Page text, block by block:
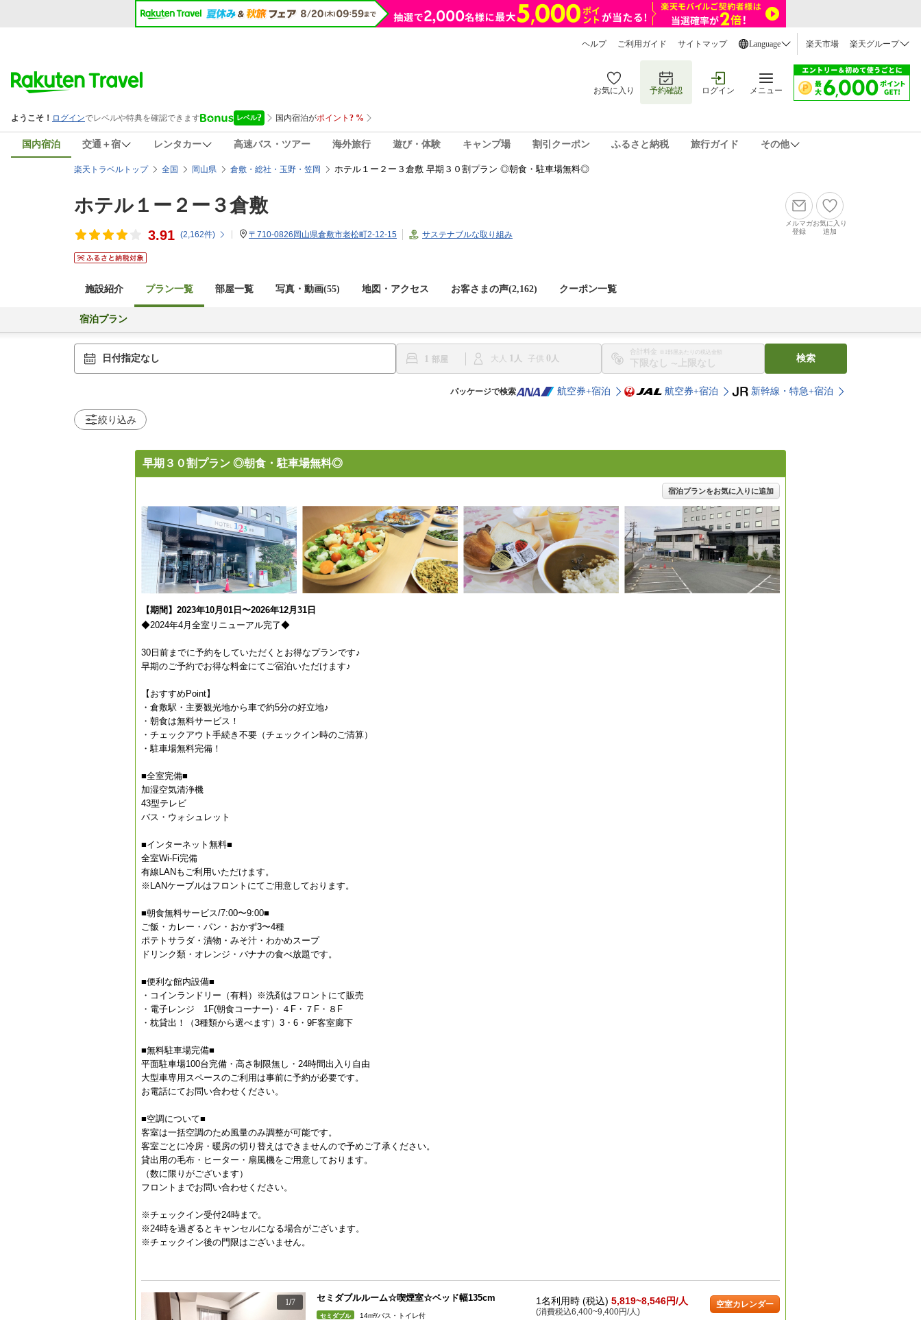
ヘルプ ご利用ガイド サイトマップ Language 楽天市場 楽天グループ
お気に入り 予約確認 ログイン メニュー
国内宿泊 交通＋宿 レンタカー 高速バス・ツアー 海外旅行 遊び・体験 キャンプ場 割引クーポン ふるさと納税 旅行ガイド その他
楽天トラベルトップ 全国 岡山県 倉敷・総社・玉野・笠岡 ホテル１ー２ー３倉敷 早期３０割プラン ◎朝食・駐車場無料◎
ホテル１ー２ー３倉敷
3.91 (2,162件) 〒710-0826岡山県倉敷市老松町2-12-15 サステナブルな取り組み
メルマガ
登録
お気に入り
追加
施設紹介 プラン一覧 部屋一覧 写真・動画(55) 地図・アクセス お客さまの声(2,162) クーポン一覧
宿泊プラン
日付指定なし 1 大人 1 子供 0
合計料金 ※1部屋あたりの税込金額
〜
検索
パッケージで検索 航空券+宿泊 航空券+宿泊 新幹線・特急+宿泊
絞り込み
早期３０割プラン ◎朝食・駐車場無料◎
宿泊プランをお気に入りに追加
【期間】2023年10月01日〜2026年12月31日
◆2024年4月全室リニューアル完了◆
30日前までに予約をしていただくとお得なプランです♪
早期のご予約でお得な料金にてご宿泊いただけます♪
【おすすめPoint】
・倉敷駅・主要観光地から車で約5分の好立地♪
・朝食は無料サービス！
・チェックアウト手続き不要（チェックイン時のご清算）
・駐車場無料完備！
■全室完備■
加湿空気清浄機
43型テレビ
バス・ウォシュレット
■インターネット無料■
全室Wi-Fi完備
有線LANもご利用いただけます。
※LANケーブルはフロントにてご用意しております。
■朝食無料サービス/7:00〜9:00■
ご飯・カレー・パン・おかず3〜4種
ポテトサラダ・漬物・みそ汁・わかめスープ
ドリンク類・オレンジ・バナナの食べ放題です。
■便利な館内設備■
・コインランドリー（有料）※洗剤はフロントにて販売
・電子レンジ 1F(朝食コーナー)・４F・７F・８F
・枕貸出！（3種類から選べます）3・6・9F客室廊下
■無料駐車場完備■
平面駐車場100台完備・高さ制限無し・24時間出入り自由
大型車専用スペースのご利用は事前に予約が必要です。
お電話にてお問い合わせください。
■空調について■
客室は一括空調のため風量のみ調整が可能です。
客室ごとに冷房・暖房の切り替えはできませんので予めご了承ください。
貸出用の毛布・ヒーター・扇風機をご用意しております。
（数に限りがございます）
フロントまでお問い合わせください。
※チェックイン受付24時まで。
※24時を過ぎるとキャンセルになる場合がございます。
※チェックイン後の門限はございません。
1/7 セミダブルルーム☆喫煙室☆ベッド幅135cm
セミダブル 14m²/バス・トイレ付
1名利用時 (税込) 5,819~8,546円/人
(消費税込6,400~9,400円/人)
空室カレンダー